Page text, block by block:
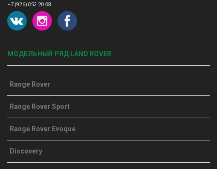
+7 (926) 052 20 08.
МОДЕЛЬНЫЙ РЯД LAND ROVER
Range Rover
Range Rover Sport
Range Rover Evoque
Discovery